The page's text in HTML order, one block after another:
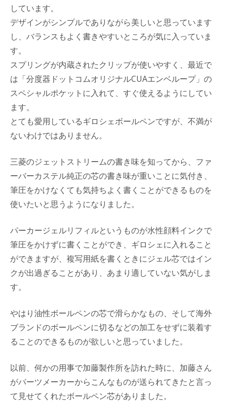
しています。
デザインがシンプルでありながら美しいと思っています
し、バランスもよく書きやすいところが気に入っていま
す。
スプリングが内蔵されたクリップが使いやすく、最近で
は「分度器ドットコムオリジナルCUAエンベループ」の
スペシャルポケットに入れて、すぐ使えるようにしてい
ます。
とても愛用しているギロシェボールペンですが、不満が
ないわけではありません。
三菱のジェットストリームの書き味を知ってから、ファ
ーバーカステル純正の芯の書き味が重いことに気付き、
筆圧をかけなくても気持ちよく書くことができるものを
使いたいと思うようになりました。
パーカージェルリフィルというものが水性顔料インクで
筆圧をかけずに書くことができ、ギロシェに入れること
ができますが、複写用紙を書くときにジェル芯ではイン
クが出過ぎることがあり、あまり適していない気がしま
す。
やはり油性ボールペンの芯で滑らかなもの、そして海外
ブランドのボールペンに切るなどの加工をせずに装着す
ることのできるものが欲しいと思っていました。
以前、何かの用事で加藤製作所を訪れた時に、加藤さん
がパーツメーカーからこんなものが送られてきたと言っ
て見せてくれたボールペン芯がありました。